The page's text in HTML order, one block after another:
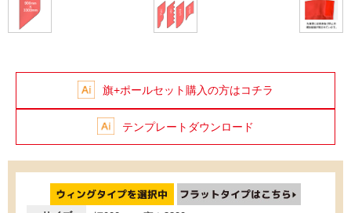
旗+ポールセット購入の方はコチラ
テンプレートダウンロード